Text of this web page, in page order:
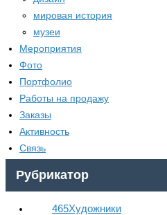
мировая история
музеи
Мероприятия
Фото
Портфолио
Работы на продажу
Заказы
Активность
Связь
Рубрикатор
465Художники